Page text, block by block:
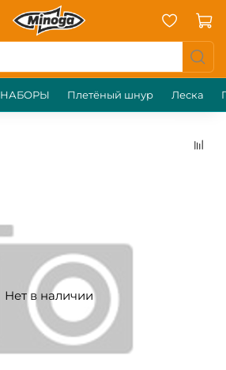
НАБОРЫ Плетёный шнур Леска
Нет в наличии